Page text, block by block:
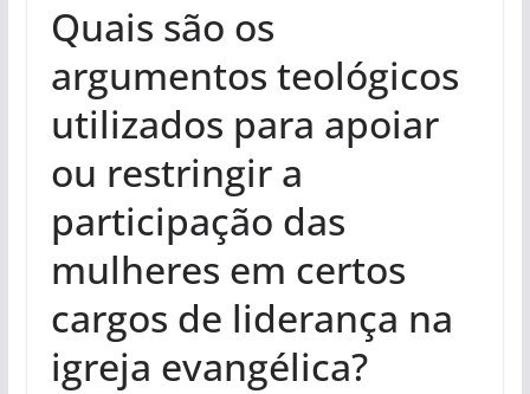
Quais são os
argumentos teológicos
utilizados para apoiar
ou restringir a
participação das
mulheres em certos
cargos de liderança na
igreja evangélica?